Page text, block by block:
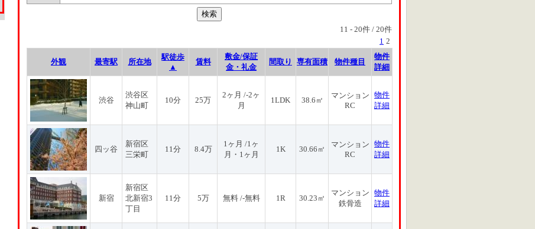
11 - 20件 / 20件
1 2
外観 最寄駅 所在地
駅徒歩
▲
賃料
敷金/保証
金・礼金
間取り 専有面積 物件種目
物件
詳細
渋谷
渋谷区
神山町
10分 25万
2ヶ月 /-2ヶ
月
1LDK 38.6㎡
マンション
RC
物件
詳細
四ッ谷
新宿区
三栄町
11分 8.4万
1ヶ月 /1ヶ
月・1ヶ月
1K 30.66㎡
マンション
RC
物件
詳細
新宿
新宿区
北新宿3
丁目
11分 5万 無料 /-無料 1R 30.23㎡
マンション
鉄骨造
物件
詳細